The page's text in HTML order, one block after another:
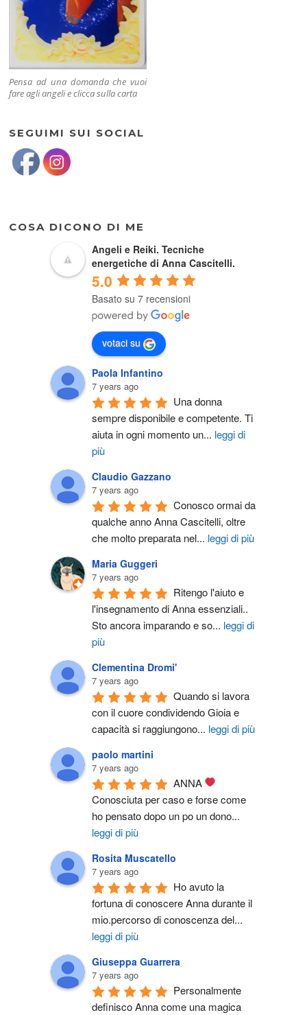
Pensa ad una domanda che vuoi
fare agli angeli e clicca sulla carta
SEGUIMI SUI SOCIAL
COSA DICONO DI ME
Angeli e Reiki. Tecniche
energetiche di Anna Cascitelli.
5.0
Basato su 7 recensioni
votaci su
Paola Infantino
7 years ago
Una donna
sempre disponibile e competente. Ti
aiuta in ogni momento un... leggi di
più
Claudio Gazzano
7 years ago
Conosco ormai da
qualche anno Anna Cascitelli, oltre
che molto preparata nel... leggi di più
Maria Guggeri
7 years ago
Ritengo l'aiuto e
l'insegnamento di Anna essenziali..
Sto ancora imparando e so... leggi di
più
Clementina Dromi'
7 years ago
Quando si lavora
con il cuore condividendo Gioia e
capacità si raggiungono... leggi di più
paolo martini
7 years ago
ANNA
Conosciuta per caso e forse come
ho pensato dopo un po un dono...
leggi di più
Rosita Muscatello
7 years ago
Ho avuto la
fortuna di conoscere Anna durante il
mio.percorso di conoscenza del...
leggi di più
Giuseppa Guarrera
7 years ago
Personalmente
definisco Anna come una magica